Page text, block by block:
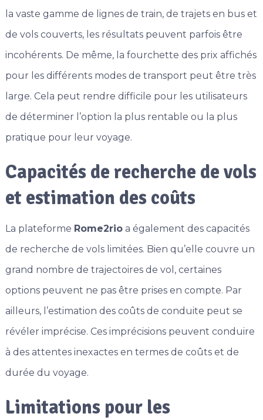
la vaste gamme de lignes de train, de trajets en bus et
de vols couverts, les résultats peuvent parfois être
incohérents. De même, la fourchette des prix affichés
pour les différents modes de transport peut être très
large. Cela peut rendre difficile pour les utilisateurs
de déterminer l’option la plus rentable ou la plus
pratique pour leur voyage.
Capacités de recherche de vols
et estimation des coûts
La plateforme Rome2rioa également des capacités
de recherche de vols limitées. Bien qu’elle couvre un
grand nombre de trajectoires de vol, certaines
options peuvent ne pas être prises en compte. Par
ailleurs, l’estimation des coûts de conduite peut se
révéler imprécise. Ces imprécisions peuvent conduire
à des attentes inexactes en termes de coûts et de
durée du voyage.
Limitations pour les